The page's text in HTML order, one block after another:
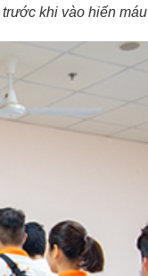
khi vào hiến máu